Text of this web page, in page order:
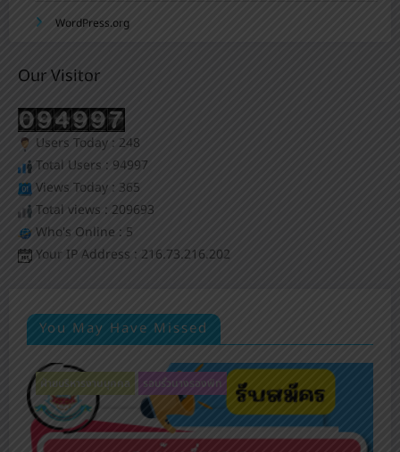
WordPress.org
Our Visitor
Users Today : 248
Total Users : 94997
Views Today : 365
Total views : 209693
Who's Online : 5
Your IP Address : 216.73.216.202
You May Have Missed
ฝ่ายบริหารงานบุคคล รอบรั้วนางรองพิท